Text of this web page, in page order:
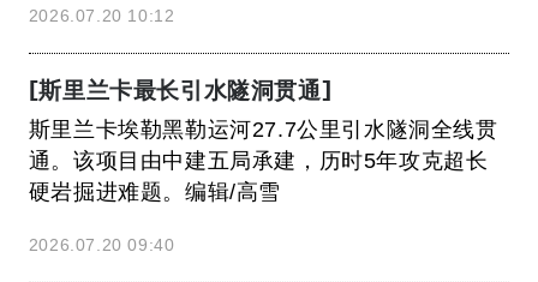
2026.07.20 10:12
[斯里兰卡最长引水隧洞贯通]
斯里兰卡埃勒黑勒运河27.7公里引水隧洞全线贯
通。该项目由中建五局承建，历时5年攻克超长
硬岩掘进难题。编辑/高雪
2026.07.20 09:40